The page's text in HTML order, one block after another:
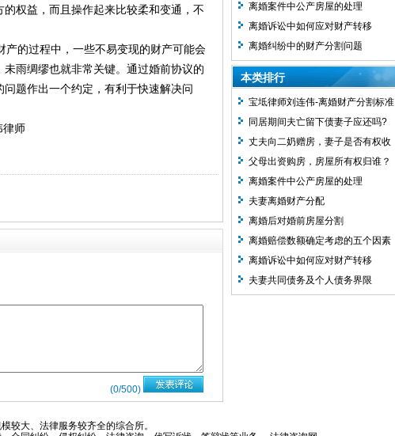
权益，而且操作起来比较柔和变通，不
的过程中，一些不易变现的财产可能会
雨绸缪也就非常关键。通过婚前协议的
题作出一个约定，有利于快速解决问
律师
(0/500)
离婚案件中公产房屋的处理
离婚诉讼中如何应对财产转移
离婚纠纷中的财产分割问题
本类排行
宝坻律师刘连伟-离婚财产分割标准
同居期间夫亡留下债妻子应还吗?
丈夫向二奶赠房，妻子是否有权收
回？
父母出资购房，房屋所有权归谁？
离婚案件中公产房屋的处理
夫妻离婚财产分配
离婚后对婚前房屋分割
离婚赔偿数额确定考虑的五个因素
离婚诉讼中如何应对财产转移
夫妻共同债务及个人债务界限
较大、法律服务较齐全的综合所。